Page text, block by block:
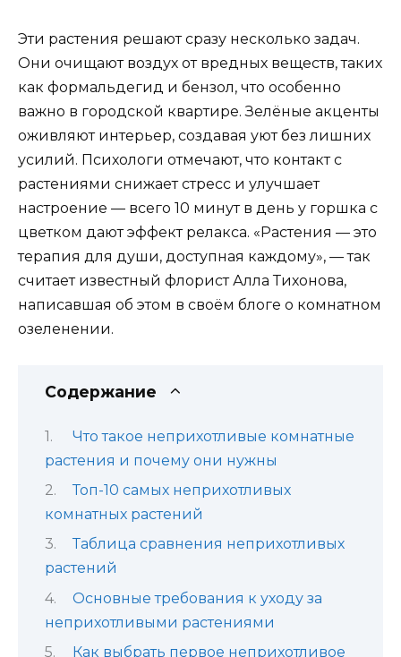
Эти растения решают сразу несколько задач.
Они очищают воздух от вредных веществ, таких
как формальдегид и бензол, что особенно
важно в городской квартире. Зелёные акценты
оживляют интерьер, создавая уют без лишних
усилий. Психологи отмечают, что контакт с
растениями снижает стресс и улучшает
настроение — всего 10 минут в день у горшка с
цветком дают эффект релакса. «Растения — это
терапия для души, доступная каждому», — так
считает известный флорист Алла Тихонова,
написавшая об этом в своём блоге о комнатном
озеленении.
Содержание
Что такое неприхотливые комнатные
растения и почему они нужны
Топ-10 самых неприхотливых
комнатных растений
Таблица сравнения неприхотливых
растений
Основные требования к уходу за
неприхотливыми растениями
Как выбрать первое неприхотливое